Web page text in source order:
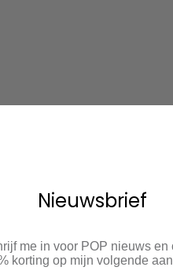
Nieuwsbrief
me in voor POP nieuws en
korting op mijn volgende